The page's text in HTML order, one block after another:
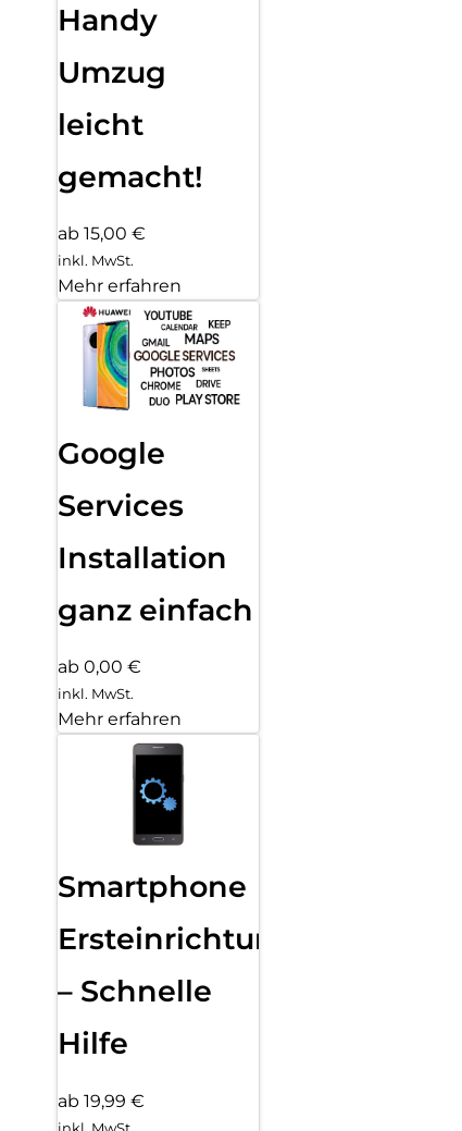
Handy
Umzug
leicht
gemacht!
ab 15,00 €
inkl. MwSt.
Mehr erfahren
Google
Services
Installation
ganz einfach
ab 0,00 €
inkl. MwSt.
Mehr erfahren
Smartphone
Ersteinrichtung
– Schnelle
Hilfe
ab 19,99 €
inkl. MwSt.